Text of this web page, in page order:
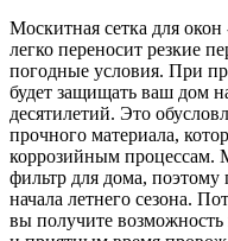
Москитная сетка для
легко переносит резкие
погодные условия. При
будет защищать ваш дом
десятилетий. Это
прочного материала,
коррозийным процессам.
фильтр для дома, поэтому
начала летнего сезона.
вы получите